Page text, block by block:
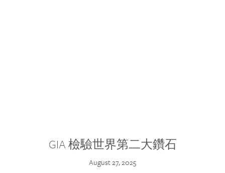
GIA 檢驗世界第二大鑽石
August 27, 2025